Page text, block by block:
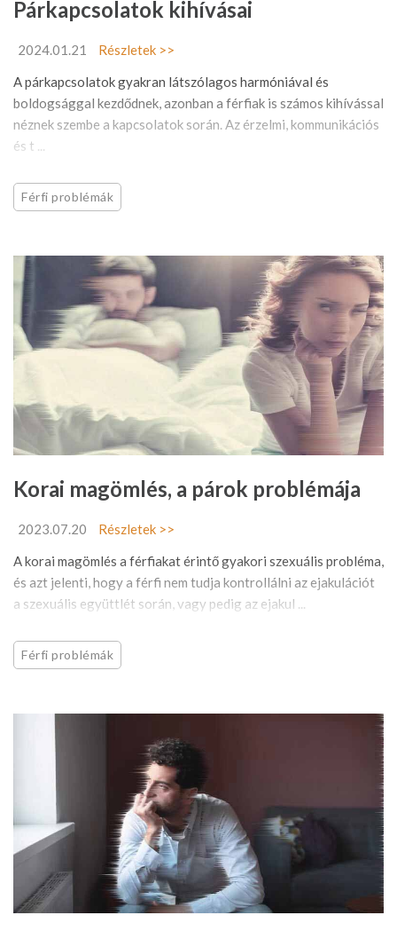
Párkapcsolatok kihívásai
2024.01.21
Részletek >>
A párkapcsolatok gyakran látszólagos harmóniával és
boldogsággal kezdődnek, azonban a férfiak is számos kihívással
néznek szembe a kapcsolatok során. Az érzelmi, kommunikációs
és t ...
Férfi problémák
Korai magömlés, a párok problémája
2023.07.20
Részletek >>
A korai magömlés a férfiakat érintő gyakori szexuális probléma,
és azt jelenti, hogy a férfi nem tudja kontrollálni az ejakulációt
a szexuális együttlét során, vagy pedig az ejakul ...
Férfi problémák